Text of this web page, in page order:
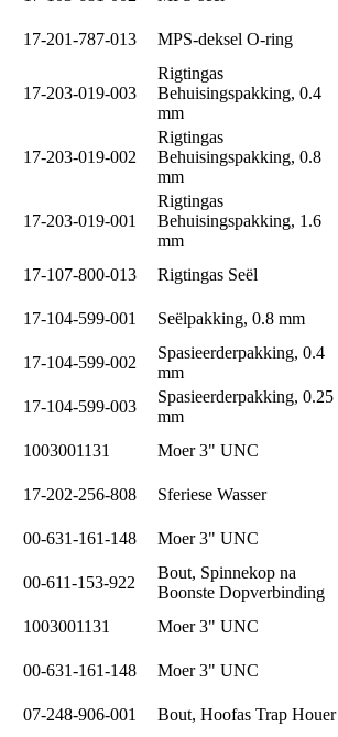
17-201-787-013
MPS-deksel O-ring
17-203-019-003
Rigtingas
Behuisingspakking, 0.4
mm
17-203-019-002
Rigtingas
Behuisingspakking, 0.8
mm
17-203-019-001
Rigtingas
Behuisingspakking, 1.6
mm
17-107-800-013 Rigtingas Seël
17-104-599-001
Seëlpakking, 0.8 mm
17-104-599-002
Spasieerderpakking, 0.4
mm
17-104-599-003
Spasieerderpakking, 0.25
mm
1003001131
Moer 3" UNC
17-202-256-808
Sferiese Wasser
00-631-161-148
Moer 3" UNC
00-611-153-922
Bout, Spinnekop na
Boonste Dopverbinding
1003001131
Moer 3" UNC
00-631-161-148
Moer 3" UNC
07-248-906-001
Bout, Hoofas Trap Houer